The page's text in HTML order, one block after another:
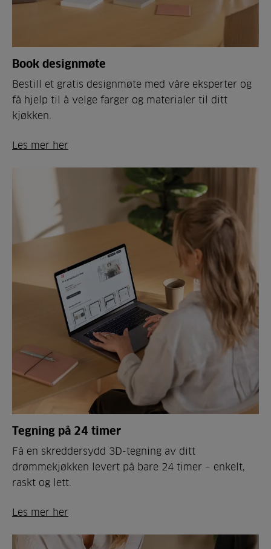
Book designmøte
Bestill et gratis designmøte med våre eksperter og
få hjelp til å velge farger og materialer til ditt
kjøkken.
Les mer her
Tegning på 24 timer
Få en skreddersydd 3D-tegning av ditt
drømmekjøkken levert på bare 24 timer – enkelt,
raskt og lett.
Les mer her